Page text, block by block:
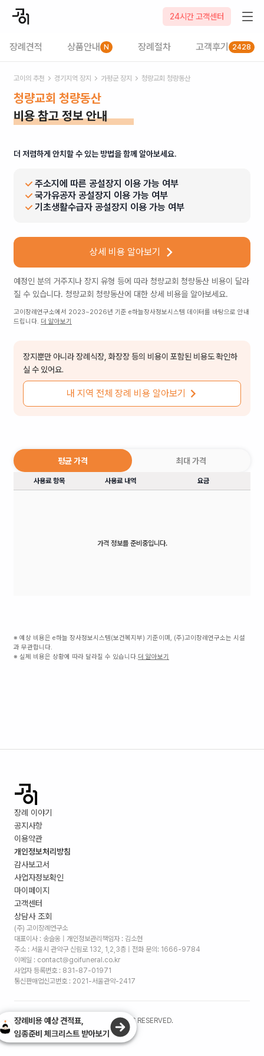
24시간 고객센터
장례견적 상품안내 N 장례절차 고객후기 2428
고이의 추천 경기 지역 장지 가평군 장지 청량교회 청량동산
청량교회 청량동산
비용 참고 정보 안내
더 저렴하게 안치할 수 있는 방법을 함께 알아보세요.
주소지에 따른 공설장지 이용 가능 여부
국가유공자 공설장지 이용 가능 여부
기초생활수급자 공설장지 이용 가능 여부
상세 비용 알아보기
예정인 분의 거주지나 장지 유형 등에 따라 청량교회 청량동산 비용이 달라
질 수 있습니다. 청량교회 청량동산에 대한 상세 비용을 알아보세요.
고이장례연구소에서 2023~2026년 기준 e하늘장사정보시스템 데이터를 바탕으로 안내
드립니다. 더 알아보기
장지뿐만 아니라 장례식장, 화장장 등의 비용이 포함된 비용도 확인하
실 수 있어요.
내 지역 전체 장례 비용 알아보기
평균 가격 최대 가격
사용료 항목 사용료 내역 요금
가격 정보를 준비중입니다.
※ 예상 비용은 e하늘 장사정보시스템(보건복지부) 기준이며, (주)고이장례연구소는 시설
과 무관합니다.
※ 실제 비용은 상황에 따라 달라질 수 있습니다.더 알아보기
장례 이야기
공지사항
이용약관
개인정보처리방침
감사보고서
사업자정보확인
마이페이지
고객센터
상담사 조회
(주) 고이장례연구소
대표이사 : 송슬옹 | 개인정보관리책임자 : 김소현
주소 : 서울시 관악구 신림로 132, 1,2,3층 | 전화 문의: 1666-9784
이메일 : contact@goifuneral.co.kr
사업자 등록번호 : 831-87-01971
통신판매업신고번호 : 2021-서울관악-2417
©2026. (주)고이장례연구소 ALL RIGHTS RESERVED.
장례비용 예상 견적표,
임종준비 체크리스트 받아보기